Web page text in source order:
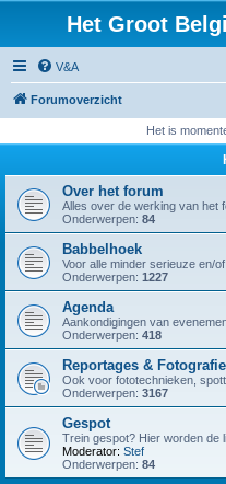
Het Groot
V&A
Forumoverzicht
Het is
Over het forum
Alles over de werking van het
Onderwerpen: 84
Babbelhoek
Voor alle minder serieuze en/
Onderwerpen: 1227
Agenda
Aankondigingen van
Onderwerpen: 418
Reportages & Fotografie
Ook voor fototechnieken,
Onderwerpen: 3167
Gespot
Trein gespot? Hier worden de
Moderator: Stef
Onderwerpen: 84